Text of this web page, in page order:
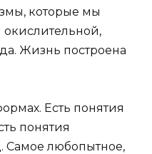
которые мы
Жизнь построена
Есть понятия
понятия
Самое любопытное,